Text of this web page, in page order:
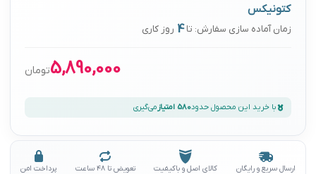
کتونیکس
زمان آماده سازی سفارش: تا 4 روز کاری
5,890,000تومان
با خرید این محصول حدود580 امتیاز می‌گیری
ارسال سریع و رایگان کالای اصل و باکیفیت تعویض تا ۴۸ ساعت پرداخت امن